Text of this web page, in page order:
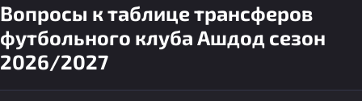
Вопросы к таблице трансферов
футбольного клуба Ашдод сезон
2026/2027